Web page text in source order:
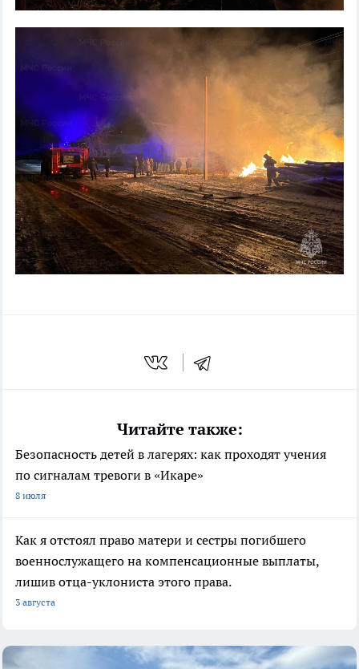
Читайте также:
Безопасность детей в лагерях: как проходят учения
по сигналам тревоги в «Икаре»
8 июля
Как я отстоял право матери и сестры погибшего
военнослужащего на компенсационные выплаты,
лишив отца-уклониста этого права.
3 августа